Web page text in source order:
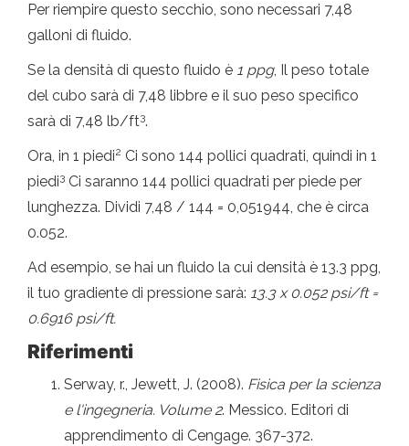
Per riempire questo secchio, sono necessari 7,48
galloni di fluido.
Se la densità di questo fluido è 1 ppg, Il peso totale
del cubo sarà di 7,48 libbre e il suo peso specifico
sarà di 7,48 lb/ft3.
Ora, in 1 piedi2 Ci sono 144 pollici quadrati, quindi in 1
piedi3 Ci saranno 144 pollici quadrati per piede per
lunghezza. Dividi 7,48 / 144 = 0,051944, che è circa
0.052.
Ad esempio, se hai un fluido la cui densità è 13.3 ppg,
il tuo gradiente di pressione sarà: 13.3 x 0.052 psi/ft =
0.6916 psi/ft.
Riferimenti
Serway, r., Jewett, J. (2008). Fisica per la scienza
e l'ingegneria. Volume 2. Messico. Editori di
apprendimento di Cengage. 367-372.